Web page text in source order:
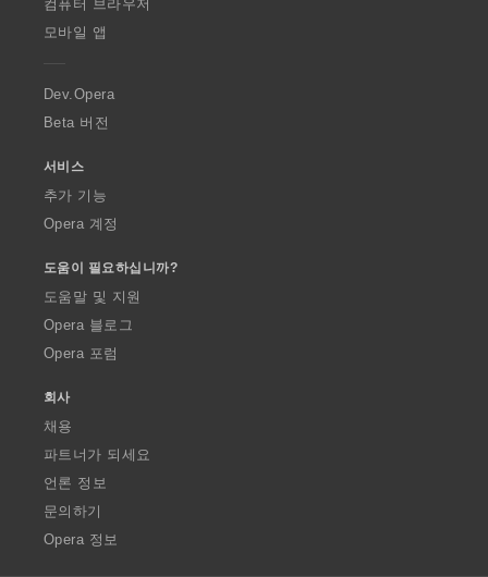
p
a
컴퓨터 브라우저
모바일 앱
Dev.Opera
Beta 버전
서비스
추가 기능
Opera 계정
도움이 필요하십니까?
도움말 및 지원
Opera 블로그
Opera 포럼
회사
채용
파트너가 되세요
언론 정보
문의하기
Opera 정보